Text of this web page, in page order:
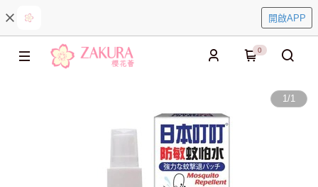
開啟APP
0
1/1